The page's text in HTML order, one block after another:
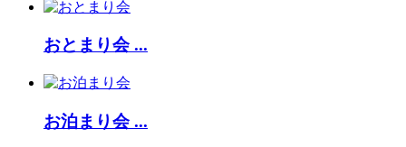
おとまり会 ...
お泊まり会 ...